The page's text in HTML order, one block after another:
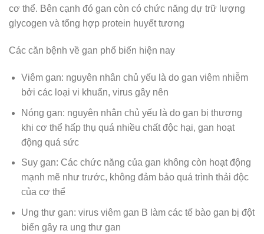
cơ thể. Bên cạnh đó gan còn có chức năng dự trữ lượng
glycogen và tổng hợp protein huyết tương
Các căn bệnh về gan phổ biến hiện nay
Viêm gan: nguyên nhân chủ yếu là do gan viêm nhiễm
bởi các loại vi khuẩn, virus gây nên
Nóng gan: nguyên nhân chủ yếu là do gan bị thương
khi cơ thể hấp thụ quá nhiều chất độc hại, gan hoạt
động quá sức
Suy gan: Các chức năng của gan không còn hoạt động
mạnh mẽ như trước, không đảm bảo quá trình thải độc
của cơ thể
Ung thư gan: virus viêm gan B làm các tế bào gan bị đột
biến gây ra ung thư gan